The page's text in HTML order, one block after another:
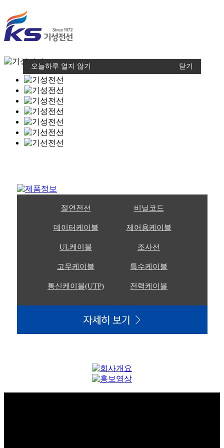
오늘하루 열지 않기 닫기
절연전선 비닐코드
데이터케이블 제어용케이블
UL케이블 조사선
고무케이블 특수케이블
통신케이블(UTP) 전력케이블